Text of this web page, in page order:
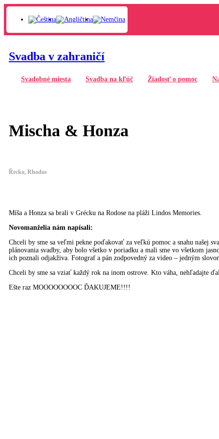
Svadba v zahraničí
Svadobné miesta Svadba na kľúč Žiadosť o pomoc
Mischa & Honza
Řecko, Rhodos
Míša a Honza sa brali v Grécku na Rodose na pláži Lindos Memories.
Novomanželia nám napísali:
Chceli by sme sa veľmi pekne poďakovať za veľkú pomoc a snahu našej
plánovania svadby, aby bolo všetko v poriadku a mali sme vo všetkom
ich poznali odjakživa. Fotograf a pán zodpovedný za video – jedným
Chceli by sme sa vziať každý rok na inom ostrove. Kto váha, nehľadajte
Ešte raz MOOOOOOOOC ĎAKUJEME!!!!